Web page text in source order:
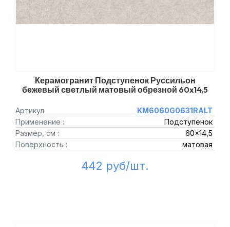
Керамогранит Подступенок Руссильон
бежевый светлый матовый обрезной 60x14,5
Артикул
KM6060G0631RALT
Применение :
Подступенок
Размер, см :
60x14,5
Поверхность :
матовая
442 руб/шт.